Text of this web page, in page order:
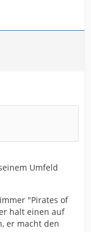
Umfeld
"Pirates of
halt einen auf
er macht den